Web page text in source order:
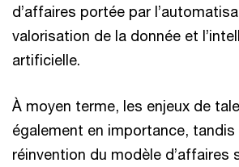
d’affaires portée par
valorisation de la donnée et
artificielle.
À moyen terme, les enjeux de
également en importance, tandis
réinvention du modèle d’affaires